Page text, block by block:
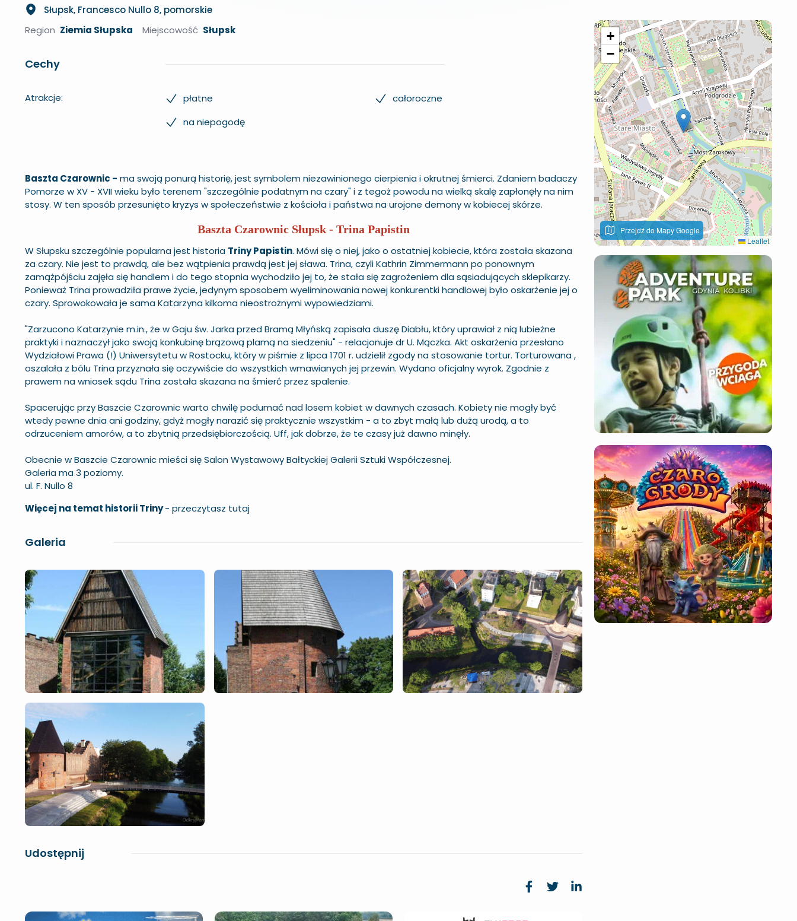
Słupsk, Francesco Nullo 8, pomorskie
Region Ziemia Słupska Miejscowość Słupsk
Cechy
Atrakcje: płatne
całoroczne
na niepogodę
Baszta Czarownic - ma swoją ponurą historię, jest symbolem niezawinionego cierpienia i okrutnej śmierci. Zdaniem badaczy
Pomorze w XV - XVII wieku było terenem "szczególnie podatnym na czary" i z tegoż powodu na wielką skalę zapłonęły na nim
stosy. W ten sposób przesunięto kryzys w społeczeństwie z kościoła i państwa na urojone demony w kobiecej skórze.
Baszta Czarownic Słupsk - Trina Papistin
W Słupsku szczególnie popularna jest historia Triny Papistin. Mówi się o niej, jako o ostatniej kobiecie, która została skazana
za czary. Nie jest to prawdą, ale bez wątpienia prawdą jest jej sława. Trina, czyli Kathrin Zimmermann po ponownym
zamążpójściu zajęła się handlem i do tego stopnia wychodziło jej to, że stała się zagrożeniem dla sąsiadujących sklepikarzy.
Ponieważ Trina prowadziła prawe życie, jedynym sposobem wyeliminowania nowej konkurentki handlowej było oskarżenie jej o
czary. Sprowokowała je sama Katarzyna kilkoma nieostrożnymi wypowiedziami.
"Zarzucono Katarzynie m.in., że w Gaju św. Jarka przed Bramą Młyńską zapisała duszę Diabłu, który uprawiał z nią lubieżne
praktyki i naznaczył jako swoją konkubinę brązową plamą na siedzeniu" - relacjonuje dr U. Mączka. Akt oskarżenia przesłano
Wydziałowi Prawa (!) Uniwersytetu w Rostocku, który w piśmie z lipca 1701 r. udzielił zgody na stosowanie tortur. Torturowana ,
oszalała z bólu Trina przyznała się oczywiście do wszystkich wmawianych jej przewin. Wydano oficjalny wyrok. Zgodnie z
prawem na wniosek sądu Trina została skazana na śmierć przez spalenie.
Spacerując przy Baszcie Czarownic warto chwilę podumać nad losem kobiet w dawnych czasach. Kobiety nie mogły być
wtedy pewne dnia ani godziny, gdyż mogły narazić się praktycznie wszystkim - a to zbyt małą lub dużą urodą, a to
odrzuceniem amorów, a to zbytnią przedsiębiorczością. Uff, jak dobrze, że te czasy już dawno minęły.
Obecnie w Baszcie Czarownic mieści się Salon Wystawowy Bałtyckiej Galerii Sztuki Współczesnej.
Galeria ma 3 poziomy.
ul. F. Nullo 8
Więcej na temat historii Triny- przeczytasz tutaj
Galeria
Udostępnij
+
−
Przejdź do Mapy Google
Leaflet